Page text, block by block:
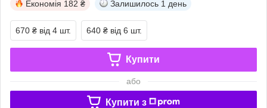
Економія 182 ₴ Залишилось 1 день
670 ₴ від 4 шт. 640 ₴ від 6 шт.
Купити
або
Купити з